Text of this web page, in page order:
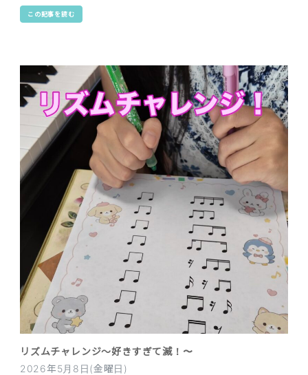
この記事を読む
リズムチャレンジ〜好きすぎて滅！〜
2026年5月8日(金曜日)